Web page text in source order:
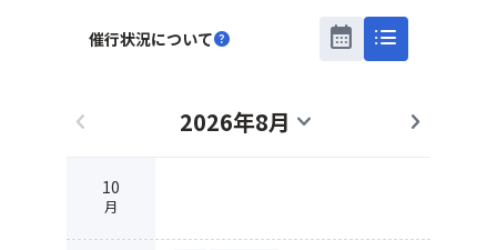
催行状況についてhelp calendar_month list
chevron_left 2026年8月 expand_more chevron_right
10
月